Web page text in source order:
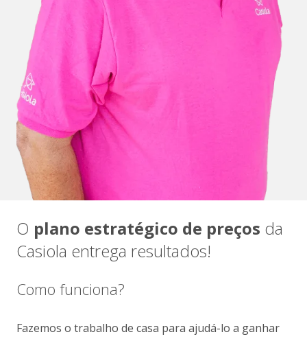
O plano estratégico de preços da
Casiola entrega resultados!
Como funciona?
Fazemos o trabalho de casa para ajudá-lo a ganhar